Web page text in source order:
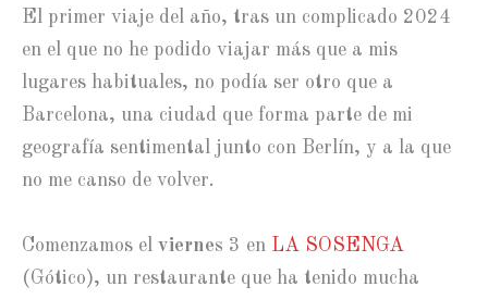
El primer viaje del año, tras un complicado 2024
en el que no he podido viajar más que a mis
lugares habituales, no podía ser otro que a
Barcelona, una ciudad que forma parte de mi
geografía sentimental junto con Berlín, y a la que
no me canso de volver.
Comenzamos el viernes 3 en
LA SOSENGA
(Gótico), un restaurante que ha tenido mucha